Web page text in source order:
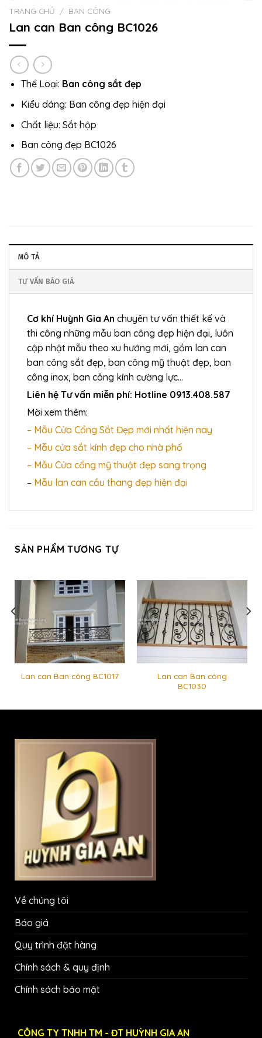
TRANG CHỦ / BAN CÔNG
Lan can Ban công BC1026
Thể Loại: Ban công sắt đẹp
Kiểu dáng: Ban công đẹp hiện đại
Chất liệu: Sắt hộp
Ban công đẹp BC1026
MÔ TẢ
TƯ VẤN BÁO GIÁ
Cơ khí Huỳnh Gia An chuyên tư vấn thiết kế và
thi công những mẫu ban công đẹp hiện đại, luôn
cập nhật mẫu theo xu hướng mới, gồm lan can
ban công sắt đẹp, ban công mỹ thuật đẹp, ban
công inox, ban công kính cường lực…
Liên hệ Tư vấn miễn phí: Hotline 0913.408.587
Mời xem thêm:
– Mẫu Cửa Cổng Sắt Đẹp mới nhất hiện nay
– Mẫu cửa sắt kính đẹp cho nhà phố
– Mẫu Cửa cổng mỹ thuật đẹp sang trọng
– Mẫu lan can cầu thang đẹp hiện đại
SẢN PHẨM TƯƠNG TỰ
Lan can Ban công BC1017
Lan can Ban công
BC1030
Về chúng tôi
Báo giá
Quy trình đặt hàng
Chính sách & quy định
Chính sách bảo mật
CÔNG TY TNHH TM - ĐT HUỲNH GIA AN